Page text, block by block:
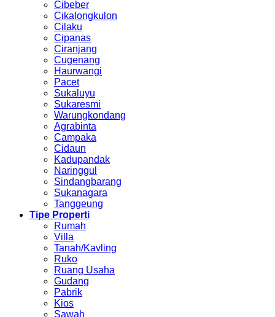
Cibeber
Cikalongkulon
Cilaku
Cipanas
Ciranjang
Cugenang
Haurwangi
Pacet
Sukaluyu
Sukaresmi
Warungkondang
Agrabinta
Campaka
Cidaun
Kadupandak
Naringgul
Sindangbarang
Sukanagara
Tanggeung
Tipe Properti
Rumah
Villa
Tanah/Kavling
Ruko
Ruang Usaha
Gudang
Pabrik
Kios
Sawah